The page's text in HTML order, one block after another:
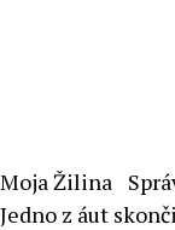
Moja Žilina
Jedno z áut